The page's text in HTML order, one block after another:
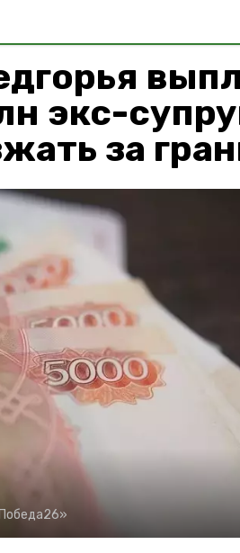
экс-
за